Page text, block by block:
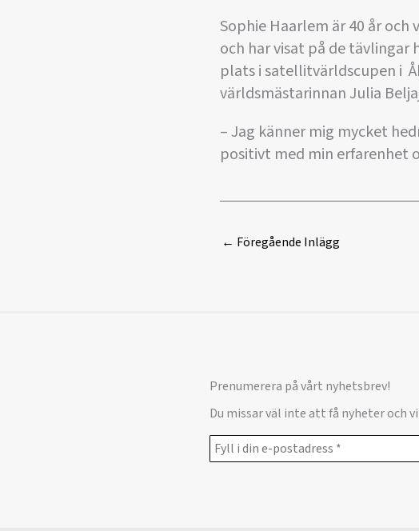
Sophie Haarlem är 40 år
och har visat på de
plats i satellitvärldscupen i
världsmästarinnan Julia
– Jag känner mig mycket
positivt med min erfarenhet
← Föregående Inlägg
Prenumerera på vårt nyhetsbrev!
Du missar väl inte att få nyheter och